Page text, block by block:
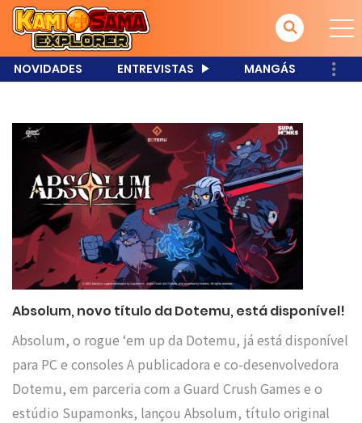
NOVIDADES ENTREVISTAS MANGÁS
Absolum, novo título da Dotemu, está disponível!
Absolum, o rogue ‘em up da Dotemu, já está disponível
para PC e consoles A publicadora e co-desenvolvedora
Dotemu, em parceria com a Guard Crush Games e o
estúdio Supamonks, lançou Absolum, título original